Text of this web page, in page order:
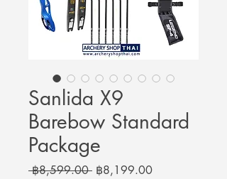
Sanlida X9
Barebow Standard
Package
฿8,599.00 Regular
฿8,199.00Sale